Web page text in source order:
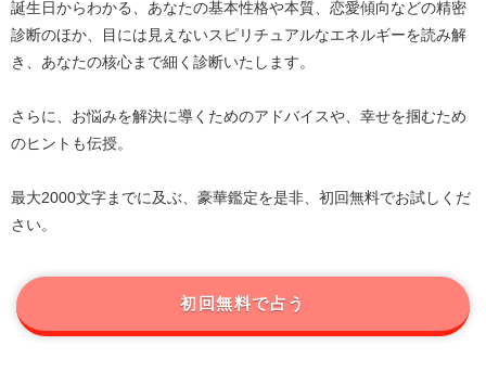
誕生日からわかる、あなたの基本性格や本質、恋愛傾向などの精密
診断のほか、目には見えないスピリチュアルなエネルギーを読み解
き、あなたの核心まで細く診断いたします。
さらに、お悩みを解決に導くためのアドバイスや、幸せを掴むため
のヒントも伝授。
最大2000文字までに及ぶ、豪華鑑定を是非、初回無料でお試しくだ
さい。
初回無料で占う